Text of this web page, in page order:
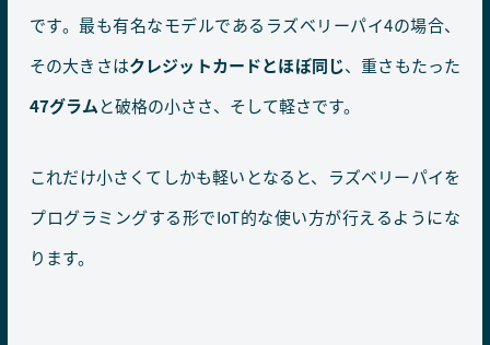
です。最も有名なモデルであるラズベリーパイ4の場合、
その大きさはクレジットカードとほぼ同じ、重さもたった
47グラムと破格の小ささ、そして軽さです。
これだけ小さくてしかも軽いとなると、ラズベリーパイを
プログラミングする形でIoT的な使い方が行えるようにな
ります。